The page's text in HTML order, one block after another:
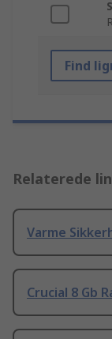
Find
Relaterede
Varme
Crucial 8 Gb